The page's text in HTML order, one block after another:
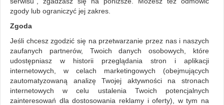
Sortuj po
Pokaż
1 2 ... 7
zgody lub ograniczyć jej zakres.
Zgoda
Jeśli chcesz zgodzić się na przetwarzanie przez nas i naszych
zaufanych partnerów, Twoich danych osobowych, które
udostępniasz w historii przeglądania stron i aplikacji
internetowych, w celach marketingowych (obejmujących
zautomatyzowaną analizę Twojej aktywności na stronach
internetowych w celu ustalenia Twoich potencjalnych
zainteresowań dla dostosowania reklamy i oferty), w tym na